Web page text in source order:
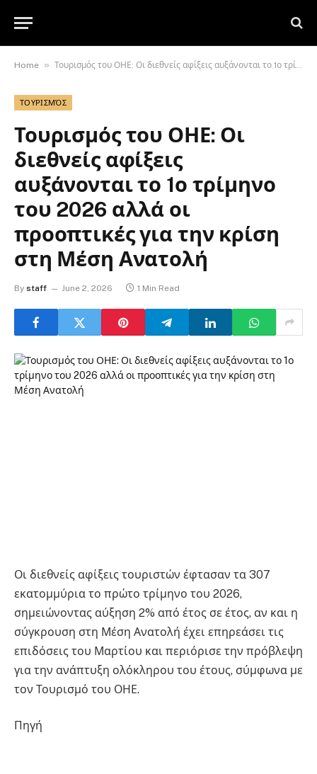
Home » Τουρισμός του ΟΗΕ: Οι διεθνείς αφίξεις αυξάνονται το 1ο τρίμηνο του 2026 αλλά οι προοπτικές για την κρίση στη Μέση Ανατολή
ΤΟΥΡΙΣΜΌΣ
Τουρισμός του ΟΗΕ: Οι
διεθνείς αφίξεις
αυξάνονται το 1ο τρίμηνο
του 2026 αλλά οι
προοπτικές για την κρίση
στη Μέση Ανατολή
By staff June 2, 2026 1 Min Read
Οι διεθνείς αφίξεις τουριστών έφτασαν τα 307
εκατομμύρια το πρώτο τρίμηνο του 2026,
σημειώνοντας αύξηση 2% από έτος σε έτος, αν και η
σύγκρουση στη Μέση Ανατολή έχει επηρεάσει τις
επιδόσεις του Μαρτίου και περιόρισε την πρόβλεψη
για την ανάπτυξη ολόκληρου του έτους, σύμφωνα με
τον Τουρισμό του ΟΗΕ.
Πηγή